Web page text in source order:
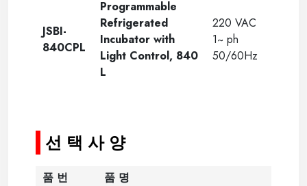
JSBI-
840CPL
Programmable
Refrigerated
Incubator with
Light Control, 840
L
220 VAC
1~ ph
50/60Hz
선 택 사 양
품 번 품 명